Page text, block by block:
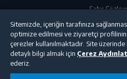
Satış
© 2025
Sitemizde, içeriğin tarafınıza
optimize edilmesi ve ziyaretçi profilinin
çerezler kullanılmaktadır. Site üzerinde
detaylı bilgi almak için Çerez
ederiz.